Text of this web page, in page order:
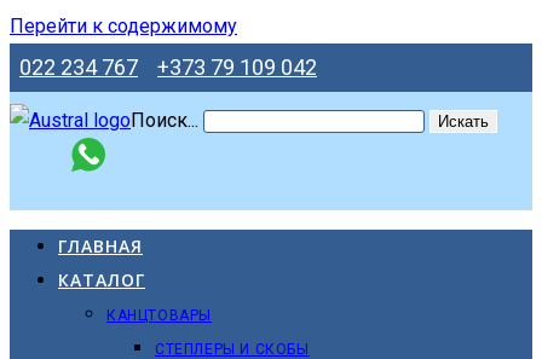
Перейти к содержимому
022 234 767 +373 79 109 042
Поиск... Искать
ГЛАВНАЯ
КАТАЛОГ
КАНЦТОВАРЫ
СТЕПЛЕРЫ И СКОБЫ